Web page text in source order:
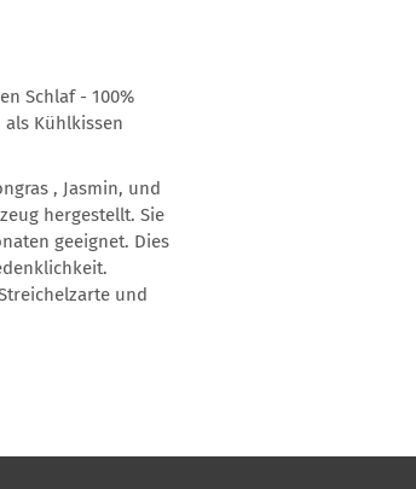
Schlaf - 100%
Kühlkissen
, Jasmin, und
hergestellt. Sie
geeignet. Dies
und